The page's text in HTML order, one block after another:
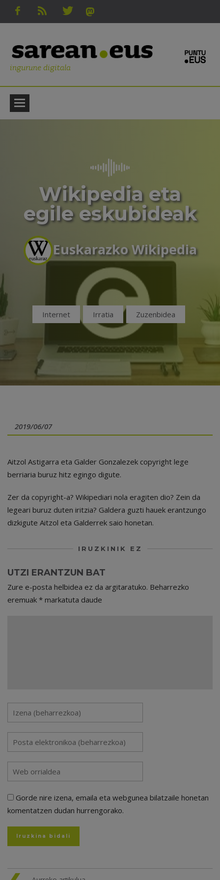
ingurune digitala
Wikipedia eta
egile eskubideak
Euskarazko Wikipedia
Internet Irratia Zuzenbidea
2019/06/07
Aitzol Astigarra eta Galder Gonzalezek copyright lege
berriaria buruz hitz egingo digute.
Zer da copyright-a? Wikipediari nola eragiten dio? Zein da
legeari buruz duten iritzia? Galdera guzti hauek erantzungo
dizkigute Aitzol eta Galderrek saio honetan.
IRUZKINIK EZ
UTZI ERANTZUN BAT
Zure e-posta helbidea ez da argitaratuko. Beharrezko
eremuak * markatuta daude
Gorde nire izena, emaila eta webgunea bilatzaile honetan
komentatzen dudan hurrengorako.